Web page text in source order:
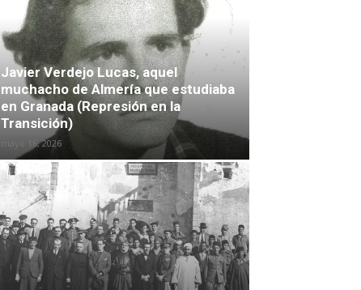
Javier Verdejo Lucas, aquel
muchacho de Almería que estudiaba
en Granada (Represión en la
Transición)
mayo 16, 2026